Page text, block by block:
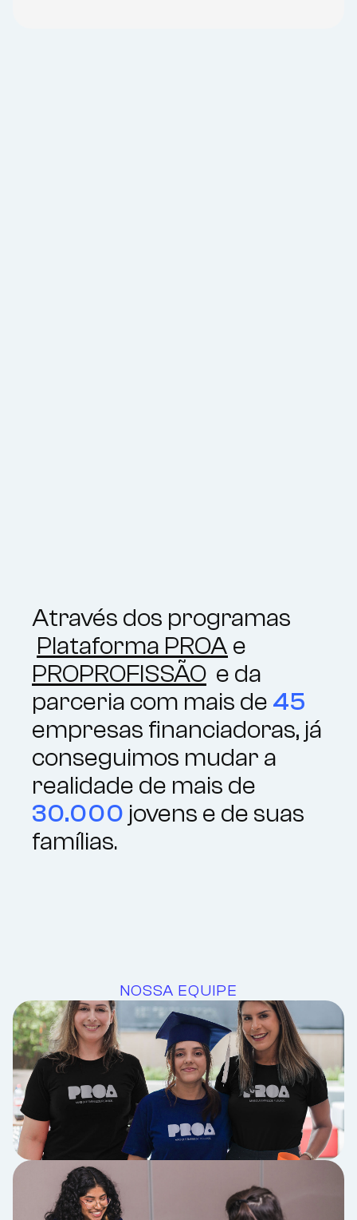
Através dos programas
Plataforma PROA e
PROPROFISSÃO e da
parceria com mais de 45
empresas financiadoras, já
conseguimos mudar a
realidade de mais de
30.000 jovens e de suas
famílias.
NOSSA EQUIPE